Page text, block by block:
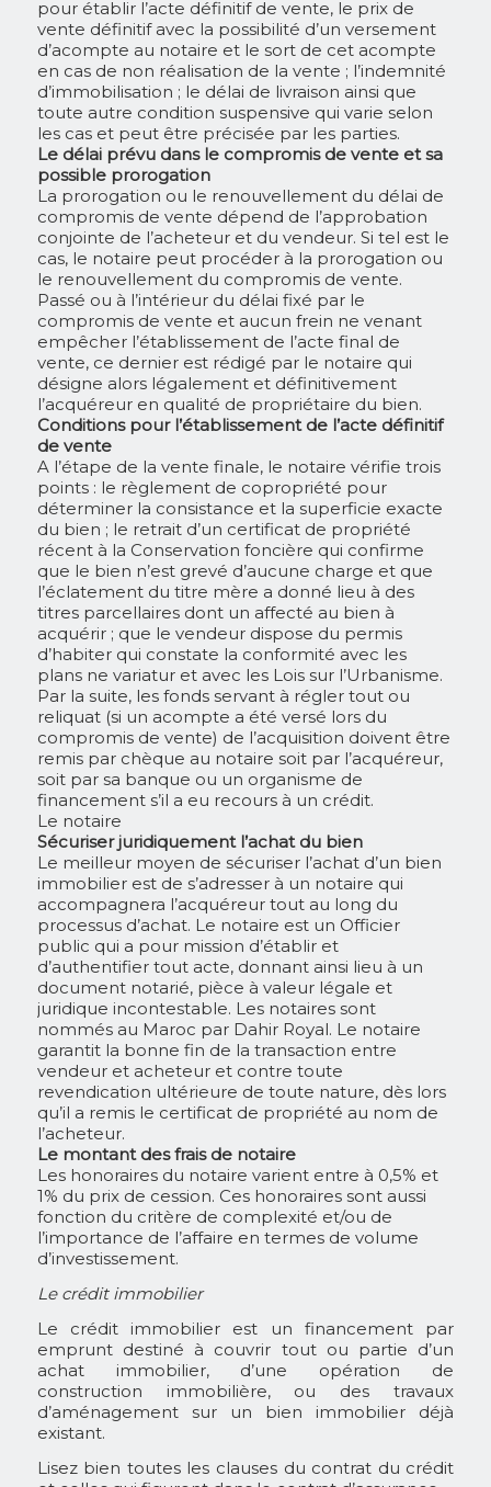
pour établir l’acte définitif de vente, le prix de
vente définitif avec la possibilité d’un versement
d’acompte au notaire et le sort de cet acompte
en cas de non réalisation de la vente ; l’indemnité
d’immobilisation ; le délai de livraison ainsi que
toute autre condition suspensive qui varie selon
les cas et peut être précisée par les parties.
Le délai prévu dans le compromis de vente et sa
possible prorogation
La prorogation ou le renouvellement du délai de
compromis de vente dépend de l’approbation
conjointe de l’acheteur et du vendeur. Si tel est le
cas, le notaire peut procéder à la prorogation ou
le renouvellement du compromis de vente.
Passé ou à l’intérieur du délai fixé par le
compromis de vente et aucun frein ne venant
empêcher l’établissement de l’acte final de
vente, ce dernier est rédigé par le notaire qui
désigne alors légalement et définitivement
l’acquéreur en qualité de propriétaire du bien.
Conditions pour l’établissement de l’acte définitif
de vente
A l’étape de la vente finale, le notaire vérifie trois
points : le règlement de copropriété pour
déterminer la consistance et la superficie exacte
du bien ; le retrait d’un certificat de propriété
récent à la Conservation foncière qui confirme
que le bien n’est grevé d’aucune charge et que
l’éclatement du titre mère a donné lieu à des
titres parcellaires dont un affecté au bien à
acquérir ; que le vendeur dispose du permis
d’habiter qui constate la conformité avec les
plans ne variatur et avec les Lois sur l’Urbanisme.
Par la suite, les fonds servant à régler tout ou
reliquat (si un acompte a été versé lors du
compromis de vente) de l’acquisition doivent être
remis par chèque au notaire soit par l’acquéreur,
soit par sa banque ou un organisme de
financement s’il a eu recours à un crédit.
Le notaire
Sécuriser juridiquement l’achat du bien
Le meilleur moyen de sécuriser l’achat d’un bien
immobilier est de s’adresser à un notaire qui
accompagnera l’acquéreur tout au long du
processus d’achat. Le notaire est un Officier
public qui a pour mission d’établir et
d’authentifier tout acte, donnant ainsi lieu à un
document notarié, pièce à valeur légale et
juridique incontestable. Les notaires sont
nommés au Maroc par Dahir Royal. Le notaire
garantit la bonne fin de la transaction entre
vendeur et acheteur et contre toute
revendication ultérieure de toute nature, dès lors
qu’il a remis le certificat de propriété au nom de
l’acheteur.
Le montant des frais de notaire
Les honoraires du notaire varient entre à 0,5% et
1% du prix de cession. Ces honoraires sont aussi
fonction du critère de complexité et/ou de
l’importance de l’affaire en termes de volume
d’investissement.
Le crédit immobilier
Le crédit immobilier est un financement par
emprunt destiné à couvrir tout ou partie d’un
achat immobilier, d’une opération de
construction immobilière, ou des travaux
d’aménagement sur un bien immobilier déjà
existant.
Lisez bien toutes les clauses du contrat du crédit